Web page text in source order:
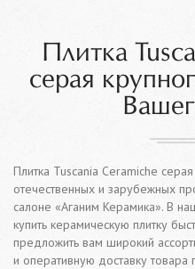
Плитка
серая
Плитка Tuscania Ceramiche
отечественных и зарубежных
салоне «Аганим Керамика». В
купить керамическую плитку
предложить вам широкий
и оперативную доставку товара